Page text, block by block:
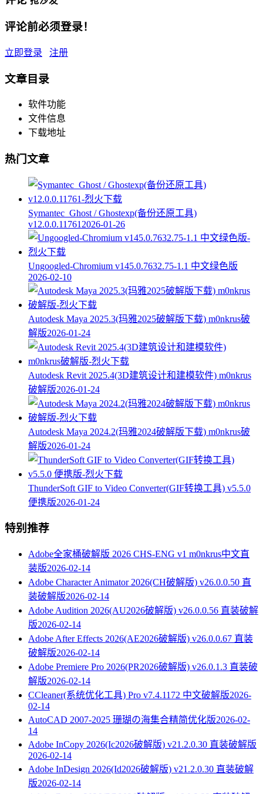
评论前必须登录！
立即登录 注册
文章目录
软件功能
文件信息
下载地址
热门文章
Symantec_Ghost / Ghostexp(备份还原工具)
v12.0.0.11761 2026-01-26
Ungoogled-Chromium v145.0.7632.75-1.1 中文绿色版
2026-02-10
Autodesk Maya 2025.3(玛雅2025破解版下载) m0nkrus破
解版2026-01-24
Autodesk Revit 2025.4(3D建筑设计和建模软件) m0nkrus
破解版2026-01-24
Autodesk Maya 2024.2(玛雅2024破解版下载) m0nkrus破
解版2026-01-24
ThunderSoft GIF to Video Converter(GIF转换工具) v5.5.0
便携版2026-01-24
特别推荐
Adobe全家桶破解版 2026 CHS-ENG v1 m0nkrus中文直
装版2026-02-14
Adobe Character Animator 2026(CH破解版) v26.0.0.50 直
装破解版2026-02-14
Adobe Audition 2026(AU2026破解版) v26.0.0.56 直装破解
版2026-02-14
Adobe After Effects 2026(AE2026破解版) v26.0.0.67 直装
破解版2026-02-14
Adobe Premiere Pro 2026(PR2026破解版) v26.0.1.3 直装破
解版2026-02-14
CCleaner(系统优化工具) Pro v7.4.1172 中文破解版2026-
02-14
AutoCAD 2007-2025 珊瑚の海集合精简优化版2026-02-
14
Adobe InCopy 2026(Ic2026破解版) v21.2.0.30 直装破解版
2026-02-14
Adobe InDesign 2026(Id2026破解版) v21.2.0.30 直装破解
版2026-02-14